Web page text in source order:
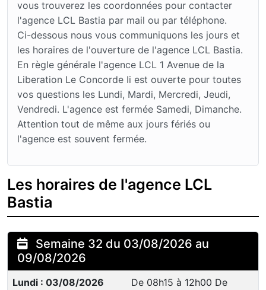
vous trouverez les coordonnées pour contacter
l'agence LCL Bastia par mail ou par téléphone.
Ci-dessous nous vous communiquons les jours et
les horaires de l'ouverture de l'agence LCL Bastia.
En règle générale l'agence LCL 1 Avenue de la
Liberation Le Concorde Ii est ouverte pour toutes
vos questions les Lundi, Mardi, Mercredi, Jeudi,
Vendredi. L'agence est fermée Samedi, Dimanche.
Attention tout de même aux jours fériés ou
l'agence est souvent fermée.
Les horaires de l'agence LCL
Bastia
Semaine 32 du 03/08/2026 au
09/08/2026
Lundi : 03/08/2026
De 08h15 à 12h00 De